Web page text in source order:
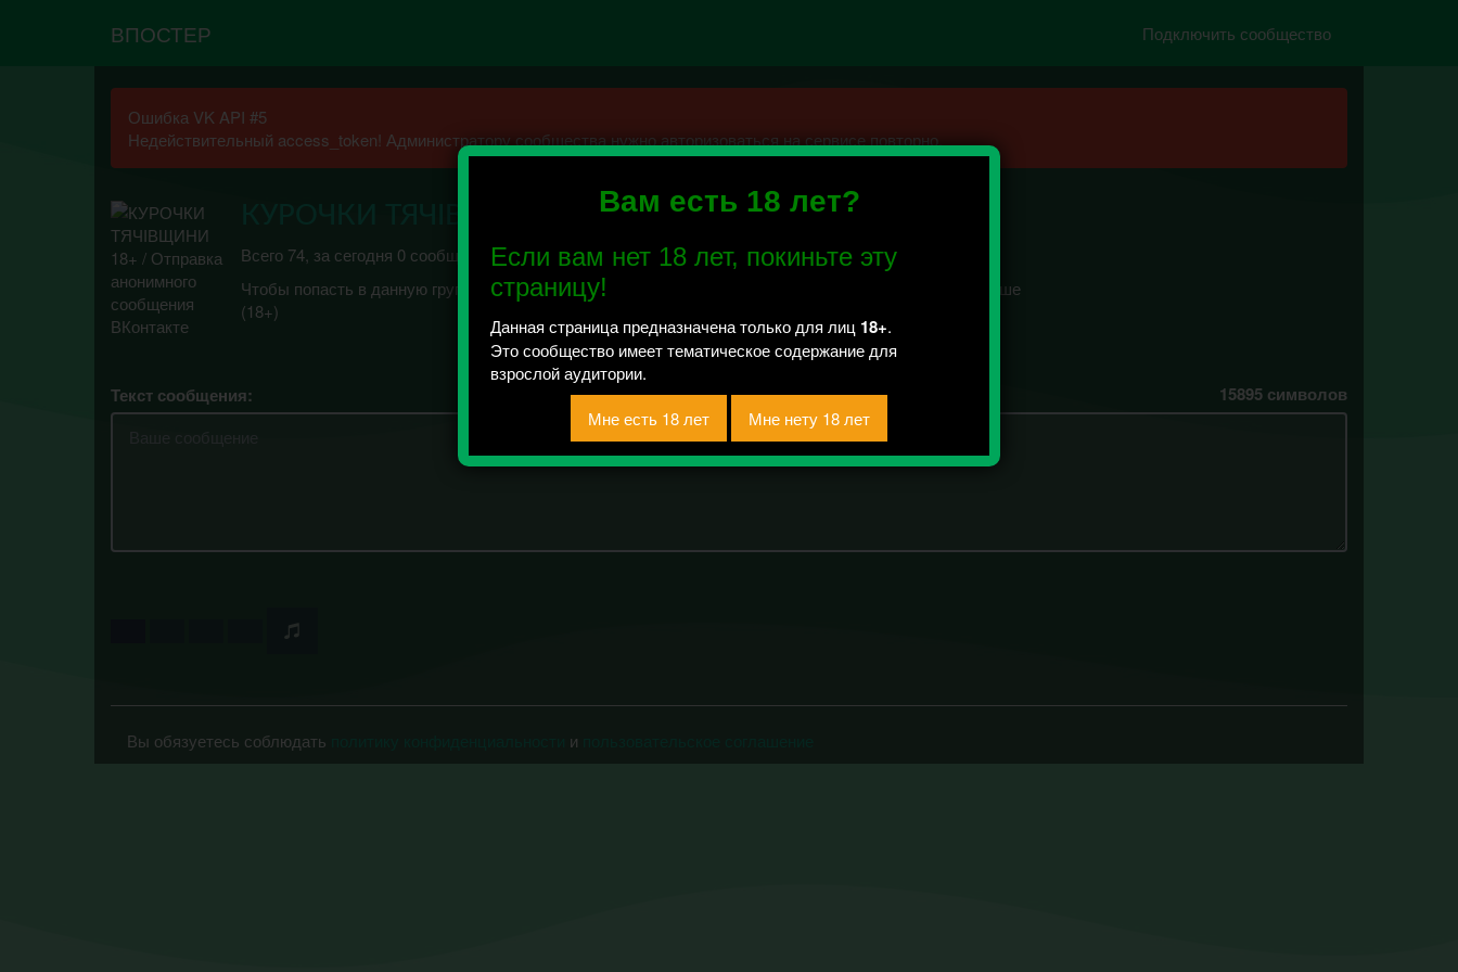
Вам есть 18 лет?
Если вам нет 18 лет, покиньте эту
страницу!
Данная страница предназначена только для лиц 18+.
Это сообщество имеет тематическое содержание для
взрослой аудитории.
ВПОСТЕР Подключить сообщество
Ошибка VK API #5
Недействительный access_token! Администратору сообщества нужно авторизоваться на сервисе повторно.
КУРОЧКИ ТЯЧІВЩИНИ 18+
Всего 74, за сегодня 0 сообщений отправлено / Рейтинг 23
Чтобы попасть в данную группу вам нужно быть настоящим мужиком :D И вам должно быть не меньше
(18+)
Текст сообщения: 15895 символов
Вы обязуетесь соблюдать и